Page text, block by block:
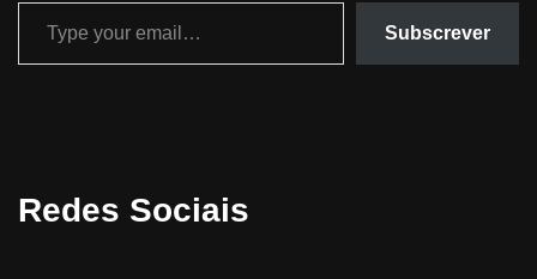
Subscrever
Redes Sociais